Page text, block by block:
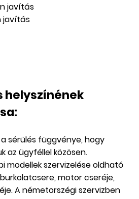
javítás
javítás
helyszínének
sérülés függvénye, hogy
az ügyféllel közösen.
modellek szervizelése oldható
motor cseréje,
A németorszégi szervizben